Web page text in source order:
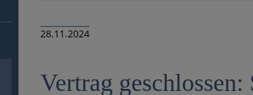
28.11.2024
Vertrag